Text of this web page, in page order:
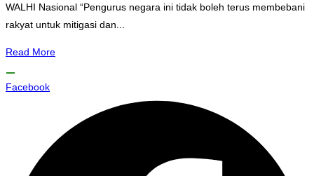
WALHI Nasional “Pengurus negara ini tidak boleh terus membebani
rakyat untuk mitigasi dan...
Read More
Facebook